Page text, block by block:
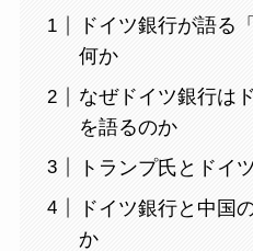
ドイツ銀行が語る
何か
なぜドイツ銀行は
を語るのか
トランプ氏とドイ
ドイツ銀行と中国
か